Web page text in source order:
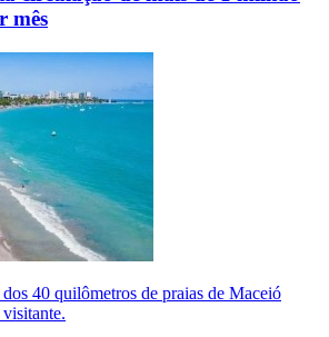
mês
40 quilômetros de praias de Maceió